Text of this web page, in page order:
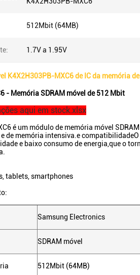
512Mbit (64MB)
1.7V a 1.95V
K4X2H303PB-MXC6 de IC da memória
- Memória SDRAM móvel de 512 Mbit
aqui em stock.xlsx
é um módulo de memória móvel
de memória intensiva.e
e baixo consumo de energia,que o
tablets, smartphones
Samsung Electronics
SDRAM móvel
512Mbit (64MB)